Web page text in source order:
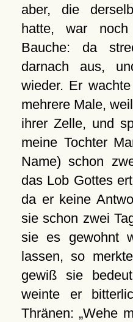
aber, die
hatte, war
Bauche: da
darnach aus,
wieder. Er
mehrere Male,
ihrer Zelle, und
meine Tochter
Name) schon
das Lob Gottes
da er keine
sie schon zwei
sie es gewohnt
lassen, so
gewiß sie
weinte er
Thränen: Wehe